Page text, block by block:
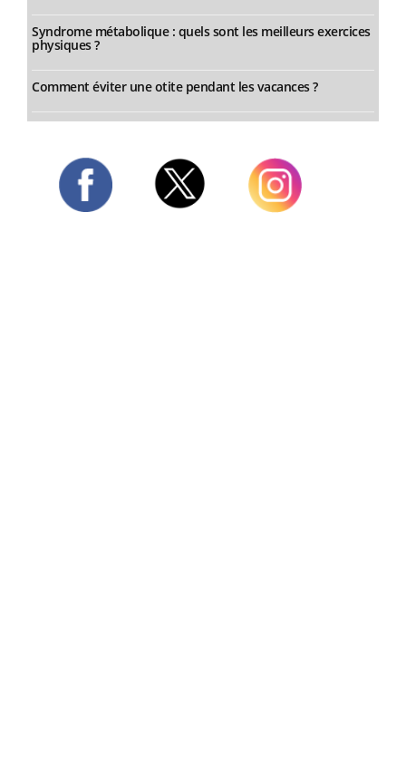
Syndrome métabolique : quels sont les meilleurs exercices
physiques ?
Comment éviter une otite pendant les vacances ?